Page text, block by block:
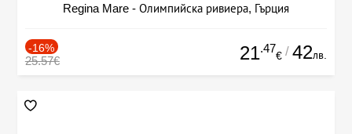
Regina Mare - Олимпийска ривиера, Гърция
-16%
25.57€ 21.47
€ / 42лв.